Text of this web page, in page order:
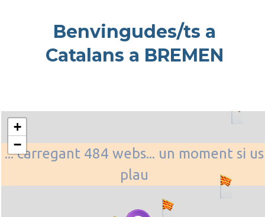
Benvingudes/ts a
Catalans a BREMEN
... carregant 484 webs... un moment si us
plau
+
−